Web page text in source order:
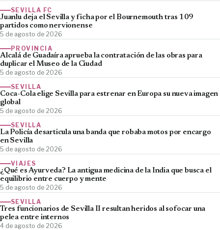
SEVILLA FC
Juanlu deja el Sevilla y ficha por el Bournemouth tras 109
partidos como nervionense
5 de agosto de 2026
PROVINCIA
Alcalá de Guadaíra aprueba la contratación de las obras para
duplicar el Museo de la Ciudad
5 de agosto de 2026
SEVILLA
Coca-Cola elige Sevilla para estrenar en Europa su nueva imagen
global
5 de agosto de 2026
SEVILLA
La Policía desarticula una banda que robaba motos por encargo
en Sevilla
5 de agosto de 2026
VIAJES
¿Qué es Ayurveda? La antigua medicina de la India que busca el
equilibrio entre cuerpo y mente
5 de agosto de 2026
SEVILLA
Tres funcionarios de Sevilla II resultan heridos al sofocar una
pelea entre internos
4 de agosto de 2026